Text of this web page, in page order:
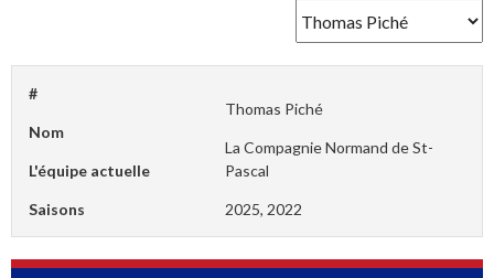
#
Nom
Thomas Piché
L'équipe actuelle
La Compagnie Normand de St-
Pascal
Saisons 2025, 2022